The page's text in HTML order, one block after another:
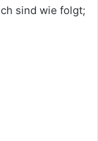
sind wie folgt;